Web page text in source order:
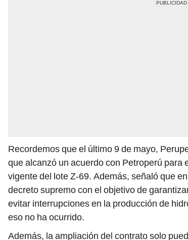
Recordemos que el último 9 de mayo,
que alcanzó un acuerdo con Petroperú para
vigente del lote Z-69. Además, señaló que
decreto supremo con el objetivo de
evitar interrupciones en la producción de
eso no ha ocurrido.
Además, la ampliación del contrato solo